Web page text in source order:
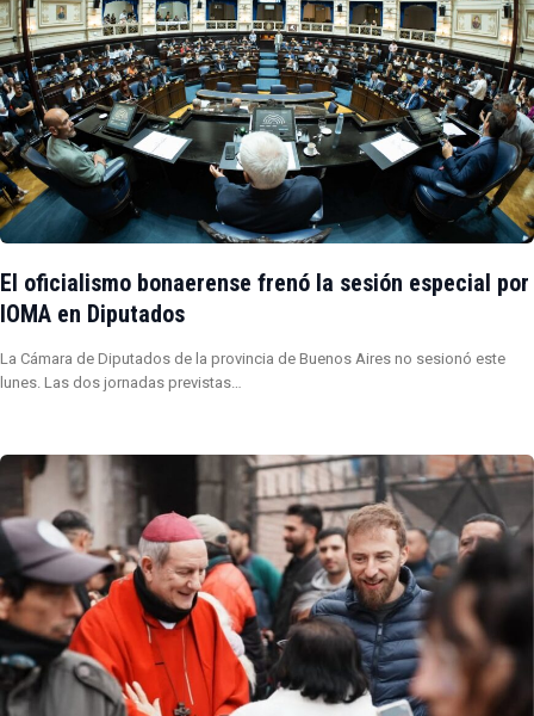
El oficialismo bonaerense frenó la sesión especial por
IOMA en Diputados
La Cámara de Diputados de la provincia de Buenos Aires no sesionó este
lunes. Las dos jornadas previstas…